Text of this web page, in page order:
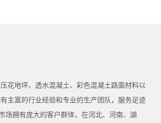
花地坪、透水混凝土、彩色混凝土路面材料以
主富的行业经验和专业的生产团队，服务足迹
场拥有庞大的客户群体，在河北、河南、湖